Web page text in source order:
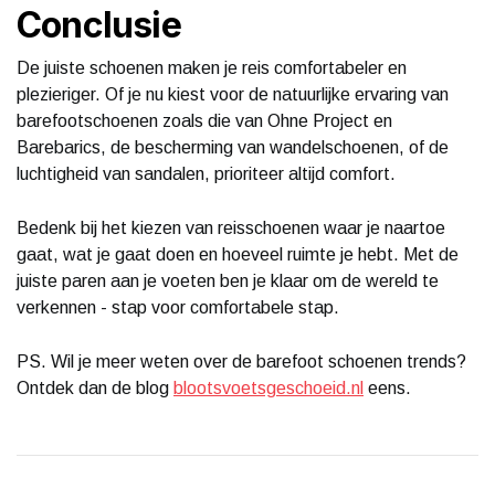
Conclusie
De juiste schoenen maken je reis comfortabeler en
plezieriger. Of je nu kiest voor de natuurlijke ervaring van
barefootschoenen zoals die van Ohne Project en
Barebarics, de bescherming van wandelschoenen, of de
luchtigheid van sandalen, prioriteer altijd comfort.
Bedenk bij het kiezen van reisschoenen waar je naartoe
gaat, wat je gaat doen en hoeveel ruimte je hebt. Met de
juiste paren aan je voeten ben je klaar om de wereld te
verkennen - stap voor comfortabele stap.
PS. Wil je meer weten over de barefoot schoenen trends?
Ontdek dan de blog blootsvoetsgeschoeid.nl eens.